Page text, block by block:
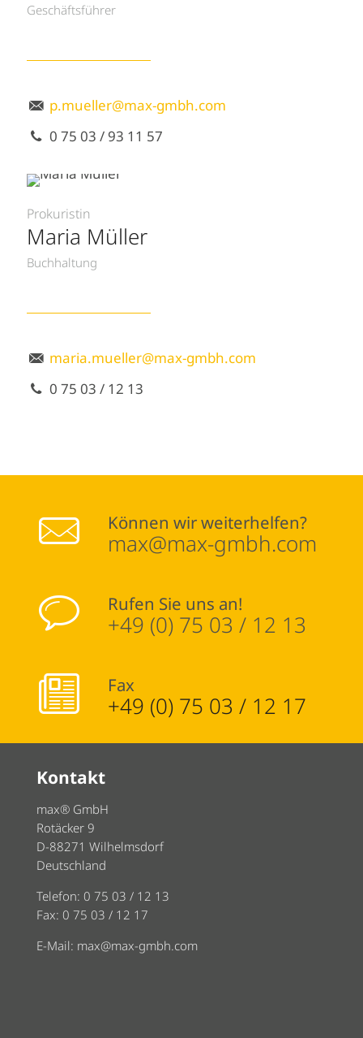
Geschäftsführer
p.mueller@max-gmbh.com
0 75 03 / 93 11 57
Prokuristin
Maria Müller
Buchhaltung
maria.mueller@max-gmbh.com
0 75 03 / 12 13
Können wir weiterhelfen?
max@max-gmbh.com
Rufen Sie uns an!
+49 (0) 75 03 / 12 13
Fax
+49 (0) 75 03 / 12 17
Kontakt
max® GmbH
Rotäcker 9
D-88271 Wilhelmsdorf
Deutschland
Telefon: 0 75 03 / 12 13
Fax: 0 75 03 / 12 17
E-Mail: max@max-gmbh.com